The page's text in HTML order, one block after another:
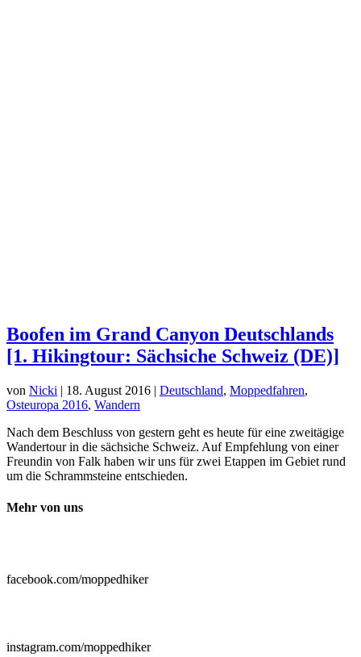
​Boofen im Grand Canyon Deutschlands
[1. Hikingtour: Sächsiche Schweiz (DE)]
von Nicki | 18. August 2016 | Deutschland, Moppedfahren,
Osteuropa 2016, Wandern
Nach dem Beschluss von gestern geht es heute für eine zweitägige
Wandertour in die sächsiche Schweiz. Auf Empfehlung von einer
Freundin von Falk haben wir uns für zwei Etappen im Gebiet rund
um die Schrammsteine entschieden.
Mehr von uns
facebook.com/moppedhiker
instagram.com/moppedhiker